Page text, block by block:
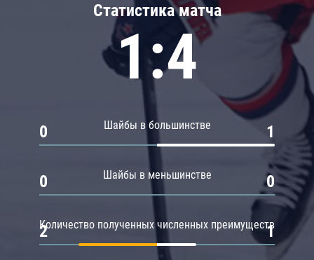
Статистика матча
1:4
Шайбы в большинстве
0 1
Шайбы в меньшинстве
0 0
Количество полученных численных преимуществ
2 1